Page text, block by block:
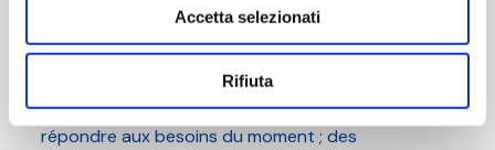
Accetta selezionati
Rifiuta
La connaissance du marché, la mise à jour
constante d'un point de vue technologique,
l'attention portée à l'innovation, nous permettent
d'offrir aux clients des produits sachant toujours
répondre aux besoins du moment ; des